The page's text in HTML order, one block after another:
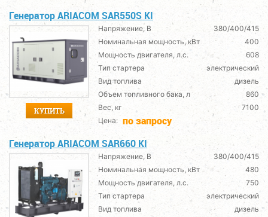
Генератор ARIACOM SAR550S KI
КУПИТЬ
Напряжение, В
380/400/415
Номинальная мощность, кВт
400
Мощность двигателя, л.с.
608
Тип стартера
электрический
Вид топлива
дизель
Объем топливного бака, л
860
Вес, кг
7100
Цена: по запросу
Генератор ARIACOM SAR660 KI
Напряжение, В
380/400/415
Номинальная мощность, кВт
480
Мощность двигателя, л.с.
750
Тип стартера
электрический
Вид топлива
дизель